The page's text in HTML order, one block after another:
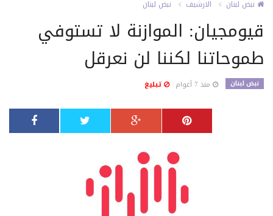
نبض لبنان الارشيف نبض لبنان
قيومجيان: الموازنة لا تستوفي
طموحاتنا لكننا لن نعرقل
نبض لبنان منذ 7 أعوام تبليغ